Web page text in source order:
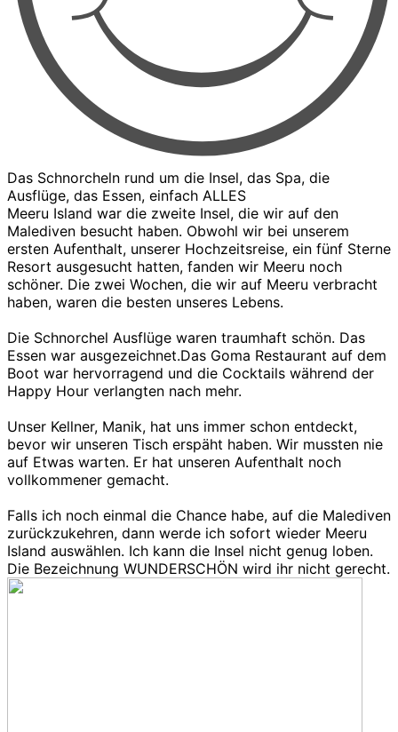
Das Schnorcheln rund um die Insel, das Spa, die
Ausflüge, das Essen, einfach ALLES
Meeru Island war die zweite Insel, die wir auf den
Malediven besucht haben. Obwohl wir bei unserem
ersten Aufenthalt, unserer Hochzeitsreise, ein fünf Sterne
Resort ausgesucht hatten, fanden wir Meeru noch
schöner. Die zwei Wochen, die wir auf Meeru verbracht
haben, waren die besten unseres Lebens.
Die Schnorchel Ausflüge waren traumhaft schön. Das
Essen war ausgezeichnet.Das Goma Restaurant auf dem
Boot war hervorragend und die Cocktails während der
Happy Hour verlangten nach mehr.
Unser Kellner, Manik, hat uns immer schon entdeckt,
bevor wir unseren Tisch erspäht haben. Wir mussten nie
auf Etwas warten. Er hat unseren Aufenthalt noch
vollkommener gemacht.
Falls ich noch einmal die Chance habe, auf die Malediven
zurückzukehren, dann werde ich sofort wieder Meeru
Island auswählen. Ich kann die Insel nicht genug loben.
Die Bezeichnung WUNDERSCHÖN wird ihr nicht gerecht.